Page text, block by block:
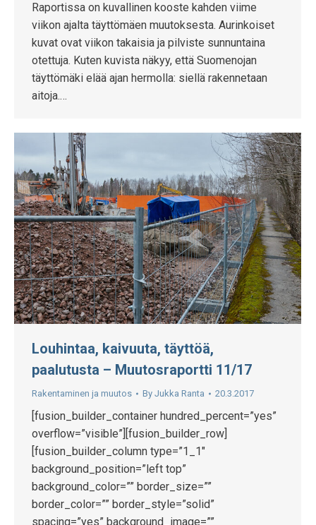
Raportissa on kuvallinen kooste kahden viime
viikon ajalta täyttömäen muutoksesta. Aurinkoiset
kuvat ovat viikon takaisia ja pilviste sunnuntaina
otettuja. Kuten kuvista näkyy, että Suomenojan
täyttömäki elää ajan hermolla: siellä rakennetaan
aitoja.…
Louhintaa, kaivuuta, täyttöä,
paalutusta – Muutosraportti 11/17
Rakentaminen ja muutos By Jukka Ranta 20.3.2017
[fusion_builder_container hundred_percent=”yes”
overflow=”visible”][fusion_builder_row]
[fusion_builder_column type=”1_1″
background_position=”left top”
background_color=”” border_size=””
border_color=”” border_style=”solid”
spacing=”yes” background_image=””